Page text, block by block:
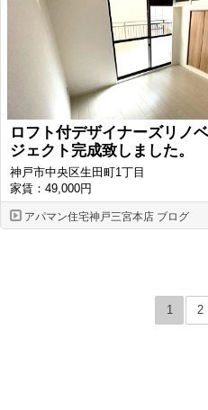
ロフト付デザイナーズリノ
ジェクト完成致しました。
神戸市中央区生田町1丁目
家賃：49,000円
アパマン住宅神戸三宮本店 ブログ
1 2